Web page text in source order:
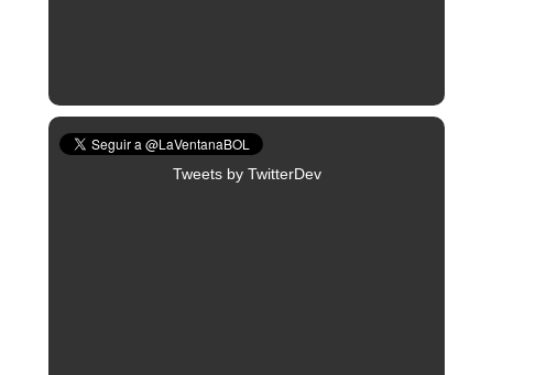
Tweets by TwitterDev